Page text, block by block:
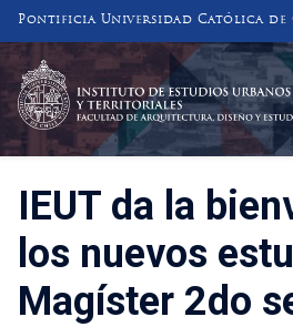
Pontificia Universidad Católica de
INSTITUTO DE
Y TERRITORIALES
FACULTAD DE ARQUITECTURA,
IEUT da la
los nuevos
Magíster 2do